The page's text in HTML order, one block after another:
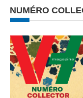
NUMÉRO